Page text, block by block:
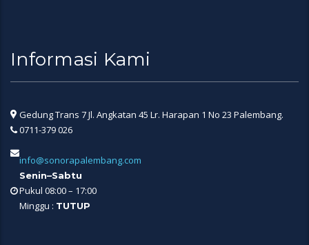
Informasi Kami
Gedung Trans 7 Jl. Angkatan 45 Lr. Harapan 1 No 23 Palembang.
0711-379 026
info@sonorapalembang.com
Senin–Sabtu
Pukul 08:00 – 17:00
Minggu : TUTUP